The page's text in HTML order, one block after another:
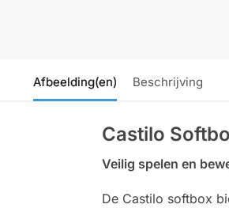
Afbeelding(en) Beschrijving
Castilo
Veilig spelen en
De Castilo softbox